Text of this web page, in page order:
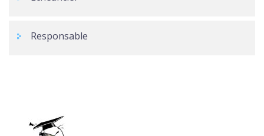
Responsable